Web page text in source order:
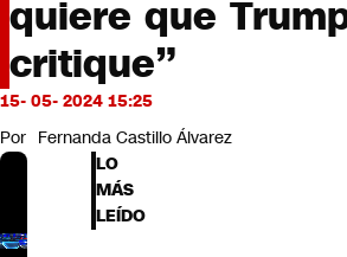
Opinión
quiere que
critique”
15- 05- 2024 15:25
Por Fernanda Castillo Álvarez
LO
MÁS
LEÍDO